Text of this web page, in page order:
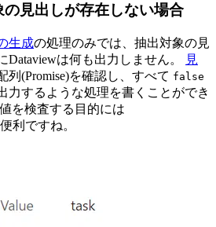
見出しが存在しない場合
生成の処理のみでは、抽出対象の見
Dataviewは何も出力しません。
見
列(Promise)を確認し、すべて false
力するような処理を書くことができ
を検査する目的には
利ですね。